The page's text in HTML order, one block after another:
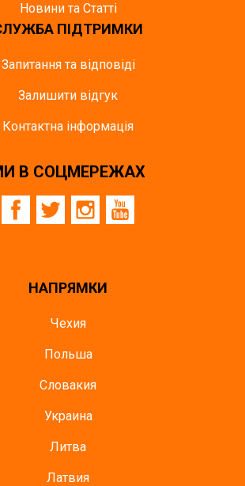
Новини та Статті
ПІДТРИМКИ
Запитання та відповіді
Залишити відгук
Контактна інформація
В СОЦМЕРЕЖАХ
НАПРЯМКИ
Чехия
Польша
Словакия
Украина
Литва
Латвия